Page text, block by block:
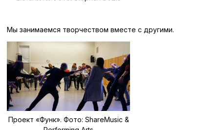
Мы занимаемся творчеством вместе с другими.
Проект «Функ». Фото: ShareMusic &